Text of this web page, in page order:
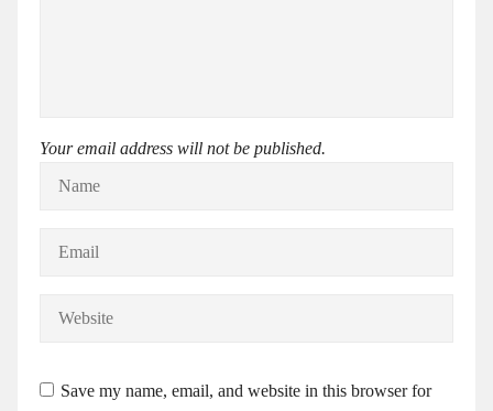
Your email address will not be published.
Save my name, email, and website in this browser for